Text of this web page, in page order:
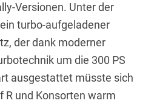
Versionen. Unter der
turbo-aufgeladener
der dank moderner
um die 300 PS
ausgestattet müsste sich
R und Konsorten warm